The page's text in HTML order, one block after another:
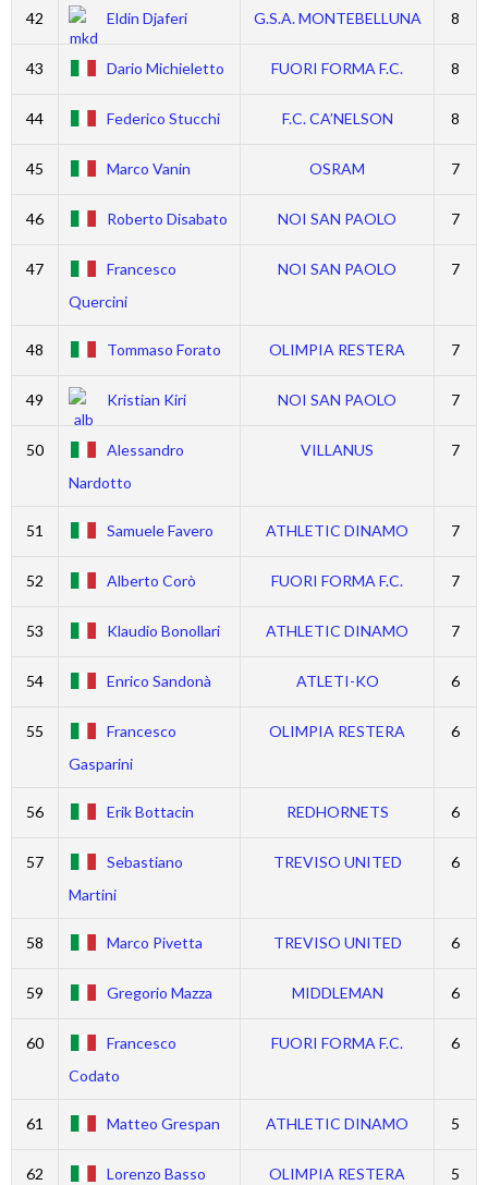
42 Eldin Djaferi G.S.A. MONTEBELLUNA 8
43 Dario Michieletto FUORI FORMA F.C. 8
44 Federico Stucchi F.C. CA’NELSON 8
45 Marco Vanin OSRAM 7
46 Roberto Disabato NOI SAN PAOLO 7
47
Francesco
Quercini
NOI SAN PAOLO 7
48 Tommaso Forato OLIMPIA RESTERA 7
49 Kristian Kiri NOI SAN PAOLO 7
50
Alessandro
Nardotto
VILLANUS 7
51 Samuele Favero ATHLETIC DINAMO 7
52 Alberto Corò FUORI FORMA F.C. 7
53 Klaudio Bonollari ATHLETIC DINAMO 7
54 Enrico Sandonà ATLETI-KO 6
55
Francesco
Gasparini
OLIMPIA RESTERA 6
56 Erik Bottacin REDHORNETS 6
57
Sebastiano
Martini
TREVISO UNITED 6
58 Marco Pivetta TREVISO UNITED 6
59 Gregorio Mazza MIDDLEMAN 6
60
Francesco
Codato
FUORI FORMA F.C. 6
61 Matteo Grespan ATHLETIC DINAMO 5
62 Lorenzo Basso OLIMPIA RESTERA 5